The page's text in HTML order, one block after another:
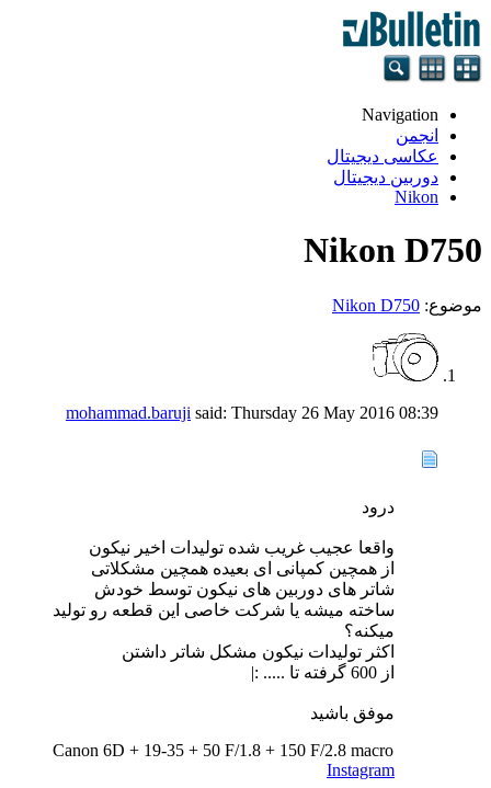
Navigation
انجمن
عکاسی دیجیتال
دوربین دیجیتال
Nikon
Nikon D750
موضوع: Nikon D750
mohammad.baruji said: Thursday 26 May 2016 08:39
درود
واقعا عجیب غریب شده تولیدات اخیر نیکون
از همچین کمپانی ای بعیده همچین مشکلاتی
شاتر های دوربین های نیکون توسط خودش
ساخته میشه یا شرکت خاصی این قطعه رو تولید
میکنه؟
اکثر تولیدات نیکون مشکل شاتر داشتن
از 600 گرفته تا ..... :|
موفق باشید
Canon 6D + 19-35 + 50 F/1.8 + 150 F/2.8 macro
Instagram